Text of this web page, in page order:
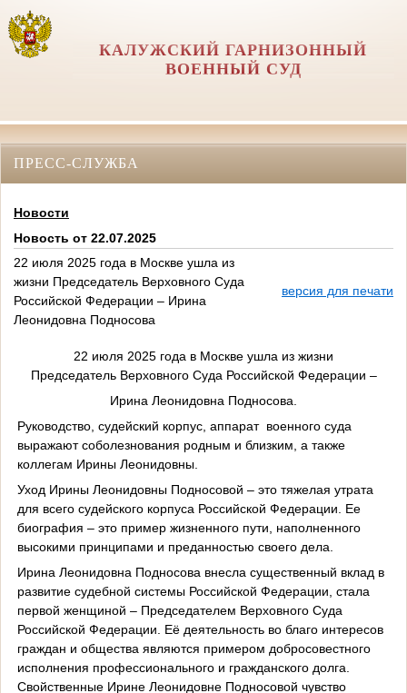
КАЛУЖСКИЙ ГАРНИЗОННЫЙ
ВОЕННЫЙ СУД
ПРЕСС-СЛУЖБА
Новости
Новость от 22.07.2025
22 июля 2025 года в Москве ушла из
жизни Председатель Верховного Суда
Российской Федерации – Ирина
Леонидовна Подносова
версия для печати
22 июля 2025 года в Москве ушла из жизни
Председатель Верховного Суда Российской Федерации –
Ирина Леонидовна Подносова.
Руководство, судейский корпус, аппарат военного суда
выражают соболезнования родным и близким, а также
коллегам Ирины Леонидовны.
Уход Ирины Леонидовны Подносовой – это тяжелая утрата
для всего судейского корпуса Российской Федерации. Ее
биография – это пример жизненного пути, наполненного
высокими принципами и преданностью своего дела.
Ирина Леонидовна Подносова внесла существенный вклад в
развитие судебной системы Российской Федерации, стала
первой женщиной – Председателем Верховного Суда
Российской Федерации. Её деятельность во благо интересов
граждан и общества являются примером добросовестного
исполнения профессионального и гражданского долга.
Свойственные Ирине Леонидовне Подносовой чувство